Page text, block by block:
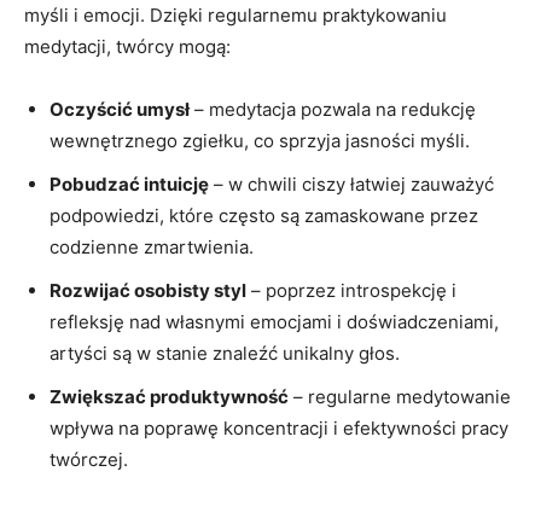
myśli i emocji. Dzięki regularnemu praktykowaniu
medytacji, twórcy mogą:
Oczyścić umysł– medytacja pozwala na redukcję
wewnętrznego zgiełku, co sprzyja jasności myśli.
Pobudzać intuicję – w chwili ciszy łatwiej zauważyć
podpowiedzi, które często są zamaskowane przez
codzienne zmartwienia.
Rozwijać osobisty styl – poprzez introspekcję i
refleksję nad własnymi emocjami i doświadczeniami,
artyści są w stanie znaleźć unikalny głos.
Zwiększać produktywność – regularne medytowanie
wpływa na poprawę koncentracji i efektywności pracy
twórczej.